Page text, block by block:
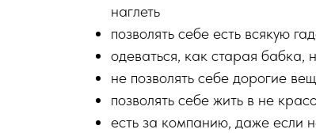
наглеть
позволять себе есть всякую
одеваться, как старая бабка,
не позволять себе дорогие
позволять себе жить в не
есть за компанию, даже если